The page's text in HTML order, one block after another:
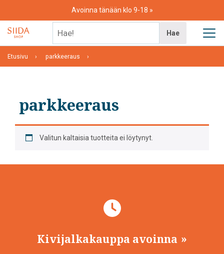
content
Avoinna tänään klo 9-18
Hae
Etusivu parkkeeraus
parkkeeraus
Valitun kaltaisia tuotteita ei löytynyt.
Kivijalkakauppa avoinna